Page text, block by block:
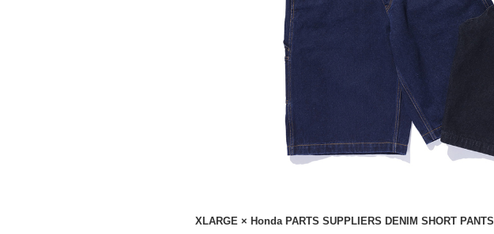
XLARGE × Honda PARTS SUPPLIERS DENIM SHORT PANTS